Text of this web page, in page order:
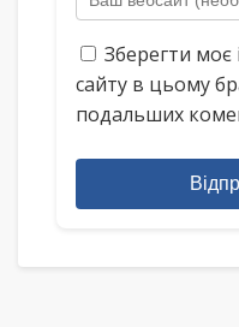
Зберегти моє
сайту в цьому
подальших